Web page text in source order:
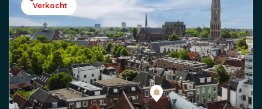
Verkocht